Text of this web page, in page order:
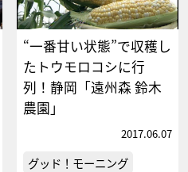
“一番甘い状態”で収穫し
たトウモロコシに行
列！静岡「遠州森 鈴木
農園」
2017.06.07
グッド！モーニング